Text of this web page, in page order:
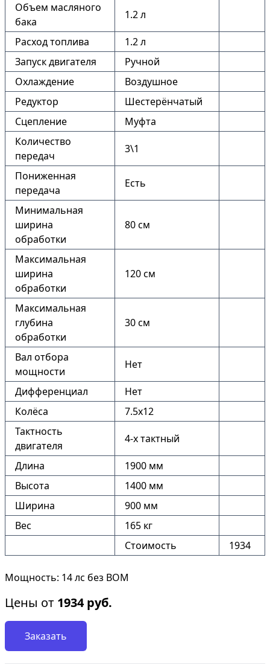
Объем масляного
бака
1.2 л
Расход топлива
1.2 л
Запуск двигателя
Ручной
Охлаждение
Воздушное
Редуктор
Шестерёнчатый
Сцепление
Муфта
Количество
передач
3\1
Пониженная
передача
Есть
Минимальная
ширина
обработки
80 см
Максимальная
ширина
обработки
120 см
Максимальная
глубина
обработки
30 см
Вал отбора
мощности
Нет
Дифференциал
Нет
Колёса
7.5х12
Тактность
двигателя
4-х тактный
Длина
1900 мм
Высота
1400 мм
Ширина
900 мм
Вес
165 кг
Стоимость
1934
Мощность: 14 лс без ВОМ
Цены от 1934 руб.
Заказать